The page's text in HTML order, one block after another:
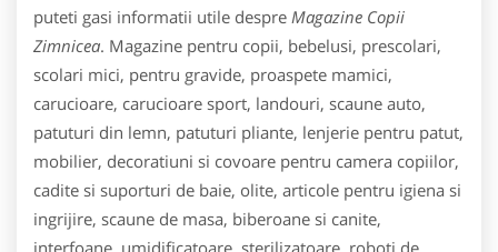
puteti gasi informatii utile despre Magazine Copii
Zimnicea. Magazine pentru copii, bebelusi, prescolari,
scolari mici, pentru gravide, proaspete mamici,
carucioare, carucioare sport, landouri, scaune auto,
patuturi din lemn, patuturi pliante, lenjerie pentru patut,
mobilier, decoratiuni si covoare pentru camera copiilor,
cadite si suporturi de baie, olite, articole pentru igiena si
ingrijire, scaune de masa, biberoane si canite,
interfoane, umidificatoare, sterilizatoare, roboti de